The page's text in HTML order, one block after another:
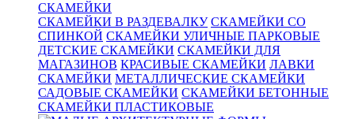
СКАМЕЙКИ
СКАМЕЙКИ В РАЗДЕВАЛКУ СКАМЕЙКИ СО
СПИНКОЙ СКАМЕЙКИ УЛИЧНЫЕ ПАРКОВЫЕ
ДЕТСКИЕ СКАМЕЙКИ СКАМЕЙКИ ДЛЯ
МАГАЗИНОВ КРАСИВЫЕ СКАМЕЙКИ ЛАВКИ
СКАМЕЙКИ МЕТАЛЛИЧЕСКИЕ СКАМЕЙКИ
САДОВЫЕ СКАМЕЙКИ СКАМЕЙКИ БЕТОННЫЕ
СКАМЕЙКИ ПЛАСТИКОВЫЕ